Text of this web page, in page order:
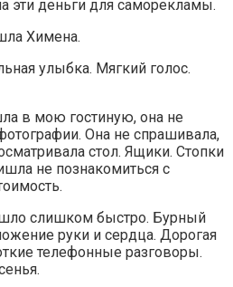
эти деньги для саморекламы.
Химена.
улыбка. Мягкий голос.
в мою гостиную, она не
Она не спрашивала,
стол. Ящики. Стопки
не познакомиться с
слишком быстро. Бурный
руки и сердца. Дорогая
телефонные разговоры.